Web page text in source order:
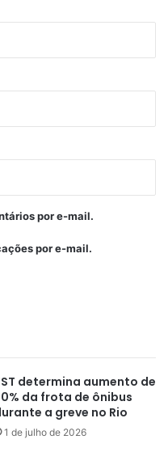
por e-mail.
por e-mail.
determina aumento de
da frota de ônibus
a greve no Rio
1 de julho de 2026